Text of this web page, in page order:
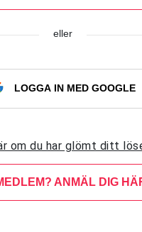
eller
LOGGA IN MED GOOGLE
om du har glömt ditt
ANMÄL DIG